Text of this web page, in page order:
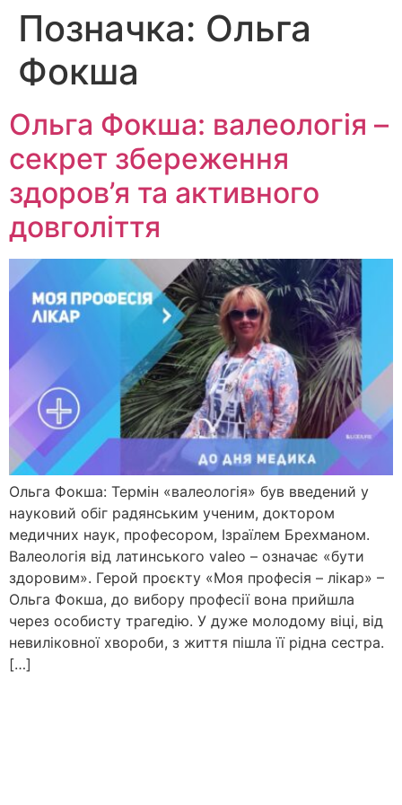
Перейти
вмісту
Позначка: Ольга
Фокша
Ольга Фокша: валеологія –
секрет збереження
здоров’я та активного
довголіття
Ольга Фокша: Термін «валеологія» був введений у
науковий обіг радянським ученим, доктором
медичних наук, професором, Ізраїлем Брехманом.
Валеологія від латинського valeo – означає «бути
здоровим». Герой проєкту «Моя професія – лікар» –
Ольга Фокша, до вибору професії вона прийшла
через особисту трагедію. У дуже молодому віці, від
невиліковної хвороби, з життя пішла її рідна сестра.
[…]